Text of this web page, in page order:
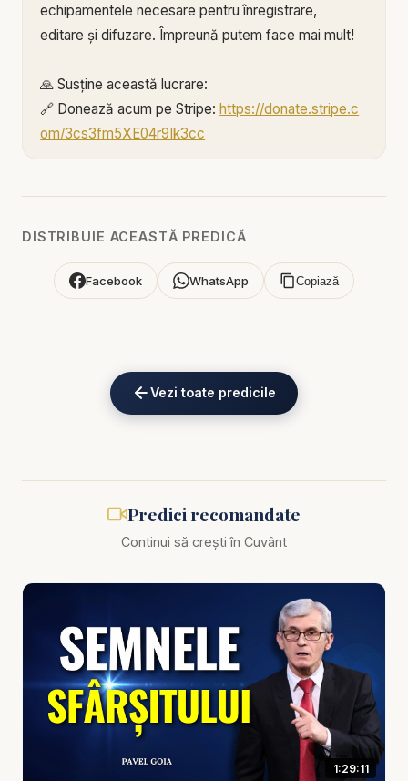
echipamentele necesare pentru înregistrare,
editare și difuzare. Împreună putem face mai mult!
🙏 Susține această lucrare:
🔗 Donează acum pe Stripe:https://donate.stripe.c
om/3cs3fm5XE04r9Ik3cc
această misiune! 💛
Alătură-te acestui canal pentru a primi acces la
Biblia zilnică: Ascultă Biblia într-un an pehttps://bibl
Pastor Pavel Goia - Cum să învingi creizele din
timpul sfârșitului - predici creștine
Lumea se află într-un punct critic al istoriei.
degradarea valorilor morale sunt doar câteva dintre
semnele timpului pe care Biblia le-a prezis cu mii
de ani în urmă. Mulți oameni se întreabă: cum să
învingi crizele din timpul sfârșitului? Predica
pastorului Pavel Goia aduce un răspuns biblic, clar
și motivator, arătând cum credinciosul poate
rămâne în picioare chiar și atunci când totul în jur se
DISTRIBUIE ACEASTĂ PREDICĂ
Facebook WhatsApp Copiază
Vezi toate predicile
Predici recomandate
Continui să crești în Cuvânt
1:29:11